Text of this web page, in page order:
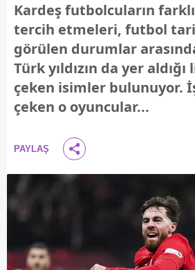
Kardeş futbolcuların
tercih etmeleri, futbol
görülen durumlar
Türk yıldızın da yer
çeken isimler bulunuyor.
çeken o oyuncular...
PAYLAŞ